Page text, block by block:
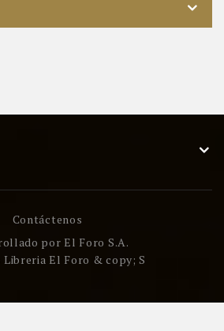
Contáctenos
porEl Foro S.A.
Libreria El Foro & copy; S